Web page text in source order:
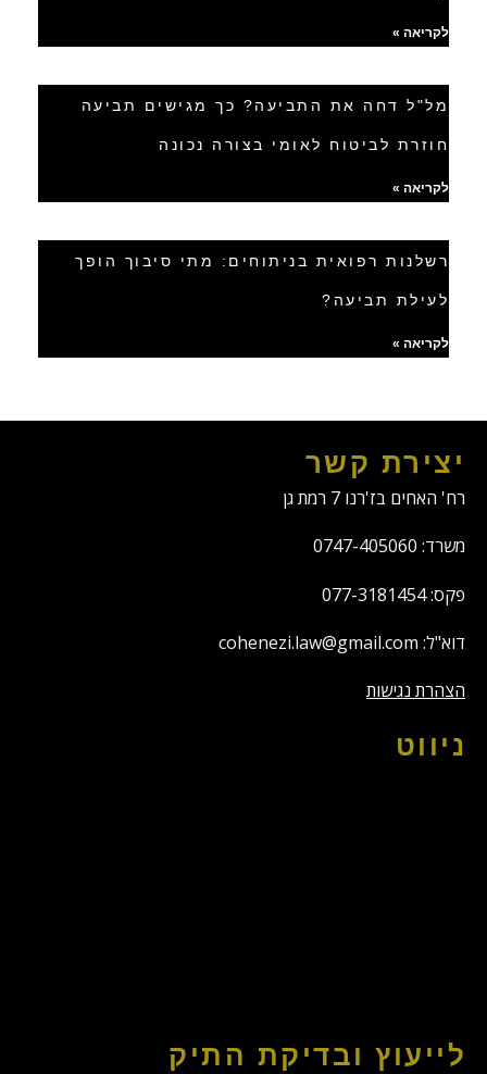
לקריאה »
מל"ל דחה את התביעה? כך מגישים תביעה
חוזרת לביטוח לאומי בצורה נכונה
לקריאה »
רשלנות רפואית בניתוחים: מתי סיבוך הופך
לעילת תביעה?
לקריאה »
יצירת קשר
רח' האחים בז'רנו 7 רמת גן
משרד: 0747-405060
פקס: 077-3181454
דוא"ל: cohenezi.law@gmail.com
הצהרת נגישות
ניווט
לייעוץ ובדיקת התיק